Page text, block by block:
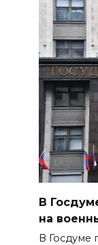
В
на
В Госдуме